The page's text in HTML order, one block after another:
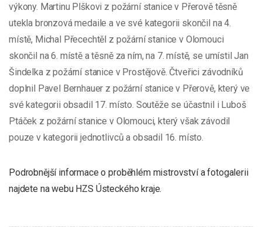
výkony. Martinu Plškovi z požární stanice v Přerově těsně
utekla bronzová medaile a ve své kategorii skončil na 4.
místě, Michal Přecechtěl z požární stanice v Olomouci
skončil na 6. místě a těsně za ním, na 7. místě, se umístil Jan
Šindelka z požární stanice v Prostějově. Čtveřici závodníků
doplnil Pavel Bernhauer z požární stanice v Přerově, který ve
své kategorii obsadil 17. místo. Soutěže se účastnil i Luboš
Ptáček z požární stanice v Olomouci, který však závodil
pouze v kategorii jednotlivců a obsadil 16. místo.
Podrobnější informace o proběhlém mistrovství a fotogalerii
najdete na webu HZS Ústeckého kraje.